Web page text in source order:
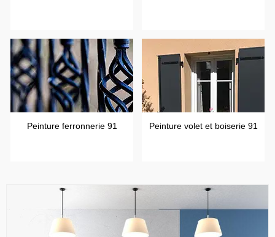
Peinture ferronnerie 91 Peinture volet et boiserie 91